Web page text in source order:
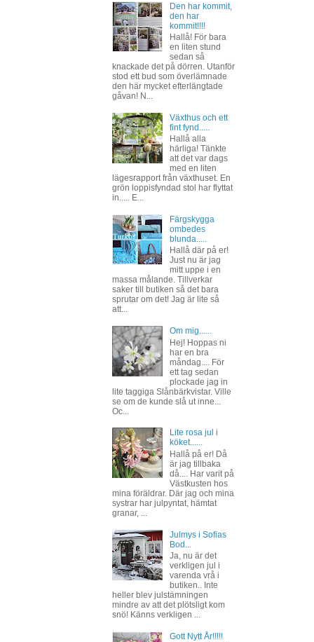
Den har kommit,
den har
kommit!!!!
Hallå! För bara
en liten stund
sedan så
knackade det på dörren. Utanför
stod ett bud som överlämnade
den här mycket efterlängtade
gåvan! N...
Växthus och ett
fint fynd.....
Hallå alla
härliga! Tänkte
att det var dags
med en liten
lägesrapport från växthuset. En
grön loppisfyndad stol har flyttat
in..... E...
Färgskygga
ombedes
blunda.....
Hallå där på er!
Just nu är jag
mitt uppe i en
massa målande. Tillverkar
saker till butiken så det bara
sprutar om det! Jag är lite så
att...
Om mig......
Hej! Hoppas ni
har en bra
måndag.... För
ett tag sedan
plockade jag in
lite taggiga Slånbärkvistar. Ville
se om de kunde slå ut inne...
Oc...
Lite rosa jul i
köket......
Hallå på er! Då
är jag tillbaka
då.... Har varit på
Västkusten hos
mina föräldrar. Där jag och mina
systrar har julpyntat, hämtat
granar, ...
Julmys i Sofias
Bod...
Ja, nu är det
verkligen jul i
varenda vrå i
butiken.. Inte
heller blev julstämningen
mindre av att det plötsligt kom
snö! Känns verkligen ...
Gott Nytt År!!!!!